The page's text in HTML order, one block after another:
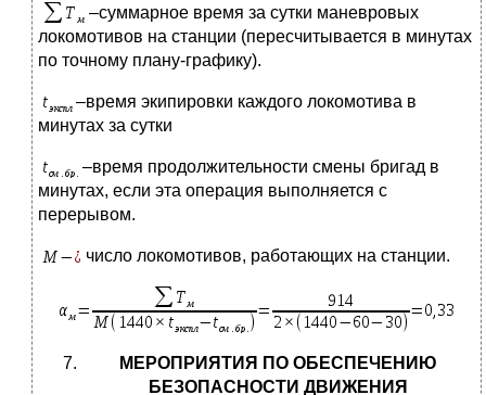
–суммарное время за сутки маневровых
локомотивов на станции (пересчитывается в минутах
по точному плану-графику).
–время экипировки каждого локомотива в
минутах за сутки
–время продолжительности смены бригад в
минутах, если эта операция выполняется с
перерывом.
число локомотивов, работающих на станции.
МЕРОПРИЯТИЯ ПО ОБЕСПЕЧЕНИЮ
БЕЗОПАСНОСТИ ДВИЖЕНИЯ